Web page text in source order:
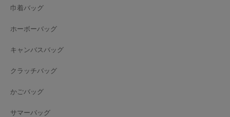
巾着バッグ
ホーボーバッグ
キャンバスバッグ
クラッチバッグ
かごバッグ
サマーバッグ